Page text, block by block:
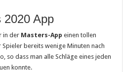
2020 App
in der Masters-App einen tollen
Spieler bereits wenige Minuten nach
so dass man alle Schläge eines jeden
konnte.